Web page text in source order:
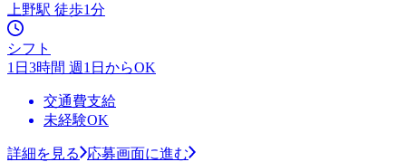
上野駅 徒歩1分
シフト
1日3時間 週1日からOK
交通費支給
未経験OK
詳細を見る 応募画面に進む